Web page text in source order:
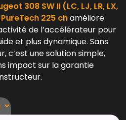
308 SW II (LC, LJ, LR, LX,
225 chaméliore
de l’accélérateur pour
et plus dynamique. Sans
c’est une solution simple,
impact sur la garantie